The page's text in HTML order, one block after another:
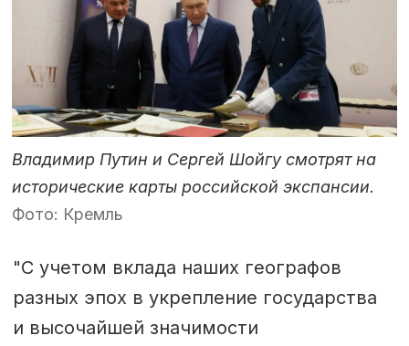
Владимир Путин и Сергей Шойгу смотрят на
исторические карты российской экспансии.
Фото: Кремль
"С учетом вклада наших географов
разных эпох в укрепление государства
и высочайшей значимости